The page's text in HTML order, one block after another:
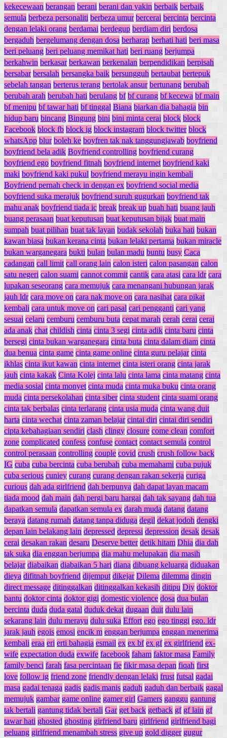
kekecewaan berangan berani berani dan yakin berbaik berbaik
semula berbeza personaliti berbeza umur bercerai bercinta bercinta
dengan lelaki orang berdamai berdegup berdiam diri berdosa
bergaduh bergelumang dengan dosa berharap berhati hati beri masa
beri peluang beri peluang memikat hati beri ruang berjumpa
berkahwin berkasar berkawan berkenalan berpendidikan berpisah
bersabar bersalah bersangka baik bersungguh bertaubat bertepuk
sebelah tangan berterus terang bertolak ansur bertunang berubah
berubah arah berubah hati berulang bf bf curang bf kecewa bf main
bf menipu bf tawar hati bf tinggal Biana biarkan dia bahagia bin
hidup baru bincang Bingung bini bini minta cerai block block
Facebook block fb block ig block instagram block twitter block
whatsApp blur boleh ke boyfren tak nak tanggungjawab boyfriend
boyfriend bela adik Boyfriend controlling boyfriend curang
boyfriend ego boyfriend fitnah boyfriend internet boyfriend kaki
maki boyfriend kaki pukul boyfriend merayu ingin kembali
Boyfriend pernah check in dengan ex boyfriend social media
boyfriend suka merajuk boyfriend suruh gugurkan boyfriend tak
mahu anak boyfriend tiada ic break break up buah hati buang jauh
buang perasaan buat keputusan buat keputusan bijak buat main
sumpah buat pilihan buat tak layan budak sekolah buka hati bukan
kawan biasa bukan kerana cinta bukan lelaki pertama bukan miracle
bukan warganegara bukti bulan bulan madu buntu busy Caca
cadangan call limit call orang lain calon isteri calon pasangan calon
satu negeri calon suami cannot commit cantik cara atasi cara ldr cara
lupakan seseorang cara memujuk cara menangani hubungan jarak
jauh ldr cara move on cara nak move on cara nasihat cara pikat
kembali cara untuk move on cari pasal cari pengganti cari yang
sesuai celaru cemburu cemburu buta cepat marah cerah cerai cerai
ada anak chat childish cinta cinta 3 segi cinta adik cinta baru cinta
bersegi cinta bukan warganegara cinta buta cinta dalam diam cinta
dua benua cinta game cinta game online cinta guru pelajar cinta
ikhlas cinta ikut kawan cinta internet cinta isteri orang cinta jarak
jauh cinta kakak Cinta Kolej cinta lalu cinta lama cinta matang cinta
media sosial cinta monyet cinta muda cinta muka buku cinta orang
muda cinta persekolahan cinta siber cinta student cinta suami orang
cinta tak berbalas cinta terlarang cinta usia muda cinta wang duit
harta cinta wechat cinta zaman belajar cintai diri cintai diri sendiri
cipta kebahagiaan sendiri clash clingy closure come clean comfort
zone complicated confess confuse contact contact semula control
control perasaan controlling couple covid crush crush follow back
IG cuba cuba bercinta cuba berubah cuba memahami cuba pujuk
cuba serious cuniey curang curang dengan rakan sekerja curiga
curious dah ada girlfriend dah berpunya dah dapat layan macam
tiada mood dah main dah pergi baru hargai dah tak sayang dah tua
dapatkan semula dapatkan semula ex darah muda datang datang
beraya datang rumah datang tanpa diduga degil dekat jodoh dengki
depan lain belakang lain depressed depressi depression desak desak
cerai desakan rakan desaru Deserve better detik hitam Dhia dia dah
tak suka dia enggan berjumpa dia mahu melupakan dia masih
belajar diabaikan diabaikan 5 hari diana dibuang keluarga diduakan
dieya difitnah boyfriend dijemput dikejar Dilema dilemma dingin
direct message ditinggalkan ditinggalkan kekasih ditipu Diy doktor
bantu doktor cinta doktor gigi domestic violence dosa dua bulan
bercinta duda duda gatal duduk dekat dugaan duit dulu lain
sekarang lain dulu merayu dulu suka Effort ego ego tinggi ego. ldr
jarak jauh egois emosi encik m enggan berjumpa enggan menerima
kembali eraa eri erti bahagia esmail ex ex bf ex gf ex girlfriend ex-
wife expectation duda exwife facebook faham faktor masa Family
family benci farah fasa percintaan fie fikir masa depan fiqah first
love follow ig friend zone friendly dengan lelaki frust futsal gadai
masa gadai tenaga gadis gadis manis gaduh gaduh dan berbaik gagal
memujuk gambar game online gamer girl Gamers ganggu gantung
tak bertali gantung tidak bertali Gar get back getback gf gf lain gf
tawar hati ghosted ghosting girfriend baru girlfriend girlfriend bagi
peluang girlfriend menambah stress give up gold digger gugur